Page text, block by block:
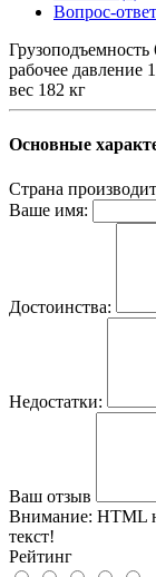
Вопрос-ответ
рабочее давление
вес 182 кг
Основные
Страна
Ваше имя:
Достоинства:
Недостатки:
Ваш отзыв
Внимание: HTML
текст!
Рейтинг